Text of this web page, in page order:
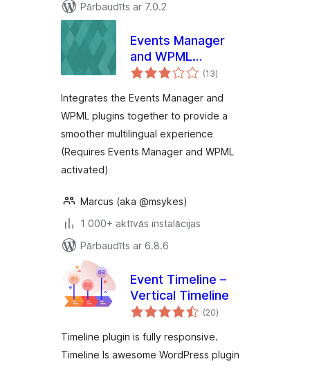
Pārbaudīts ar 7.0.2
Events Manager
and WPML
Compatibility(13vērtējumu
kopsumma
)
Integrates the Events Manager and
WPML plugins together to provide a
smoother multilingual experience
(Requires Events Manager and WPML
activated)
Marcus (aka @msykes)
1 000+ aktīvās instalācijas
Pārbaudīts ar 6.8.6
Event Timeline –
Vertical Timeline
(20vērtējumu
kopsumma
)
Timeline plugin is fully responsive.
Timeline Is awesome WordPress plugin